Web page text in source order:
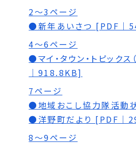
2～3ページ
●新年あいさつ [PDF｜
4～6ページ
●マイ・タウン・トピック
｜918.8KB]
7ページ
●地域おこし協力隊活動
●洋野町だより [PDF｜
8～9ページ